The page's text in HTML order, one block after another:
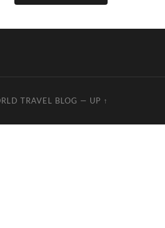
TRAVEL BLOG — UP ↑